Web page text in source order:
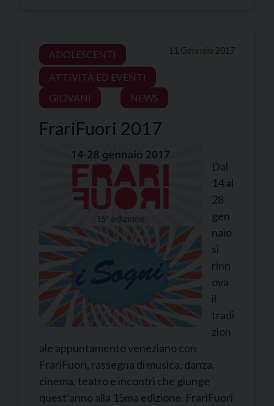
11 Gennaio 2017
ADOLESCENTI
ATTIVITÀ ED EVENTI
GIOVANI
NEWS
FrariFuori 2017
Dal
14 al
28
gen
naio
si
rinn
ova
il
tradi
zion
ale appuntamento veneziano con
FrariFuori, rassegna di musica, danza,
cinema, teatro e incontri che giunge
quest’anno alla 15ma edizione. FrariFuori